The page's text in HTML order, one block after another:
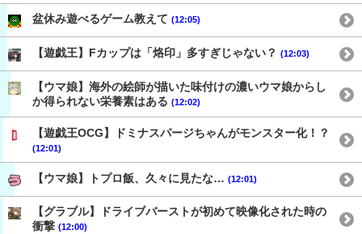
盆休み遊べるゲーム教えて (12:05)
【遊戯王】Fカップは「烙印」多すぎじゃない？ (12:03)
【ウマ娘】海外の絵師が描いた味付けの濃いウマ娘からし
か得られない栄養素はある (12:02)
【遊戯王OCG】ドミナスパージちゃんがモンスター化！？
(12:01)
【ウマ娘】トプロ飯、久々に見たな… (12:01)
【グラブル】ドライブバーストが初めて映像化された時の
衝撃 (12:00)